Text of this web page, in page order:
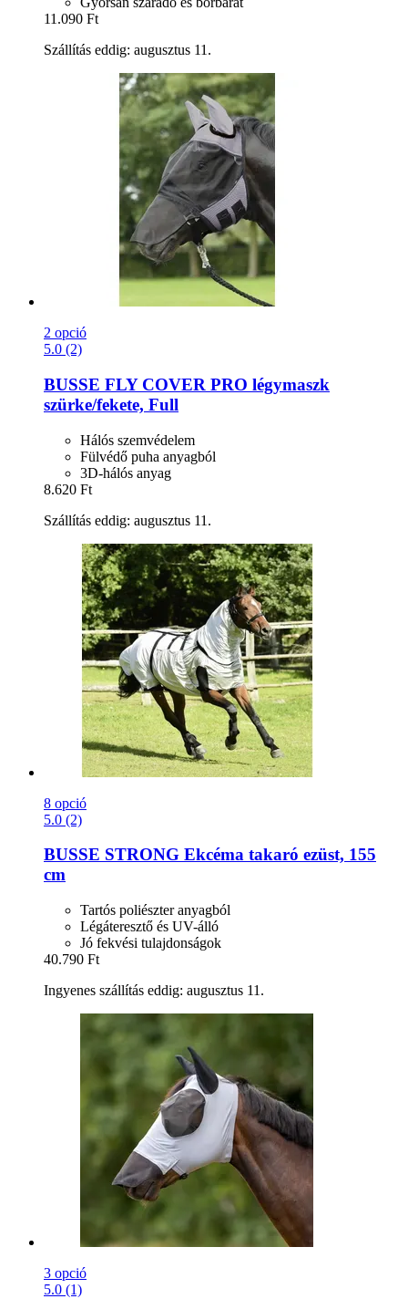
11.090 Ft
Szállítás eddig: augusztus 11.
2 opció
5.0 (2)
BUSSE FLY COVER PRO légymaszk
szürke/fekete, Full
Hálós szemvédelem
Fülvédő puha anyagból
3D-hálós anyag
8.620 Ft
Szállítás eddig: augusztus 11.
8 opció
5.0 (2)
BUSSE STRONG Ekcéma takaró ezüst, 155
cm
Tartós poliészter anyagból
Légáteresztő és UV-álló
Jó fekvési tulajdonságok
40.790 Ft
Ingyenes szállítás eddig: augusztus 11.
3 opció
5.0 (1)